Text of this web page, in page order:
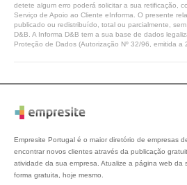
detete algum erro poderá solicitar a sua retificação,
Serviço de Apoio ao Cliente eInforma. O presente
publicado ou redistribuído, total ou parcialmente,
D&B. A Informa D&B tem a sua base de dados
Proteção de Dados (Autorização Nº 32/96, emitida a
Empresite Portugal é o maior diretório de empresas
encontrar novos clientes através da publicação
atividade da sua empresa. Atualize a página web da
forma gratuita, hoje mesmo.